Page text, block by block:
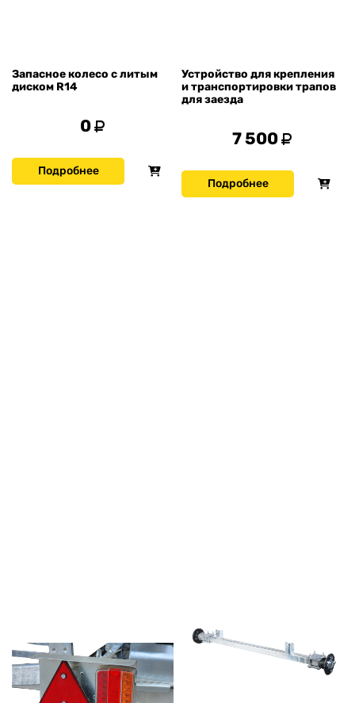
Запасное колесо с литым
диском R14
0
Подробнее
Устройство для крепления
и транспортировки трапов
для заезда
7 500
Подробнее